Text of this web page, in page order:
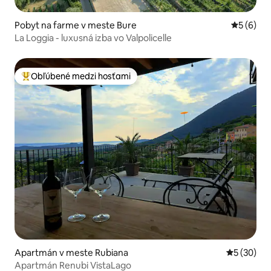
Pobyt na farme v meste Bure
5 (6)
La Loggia - luxusná izba vo Valpolicelle
Najobľúbenejšie medzi hosťami
Obľúbené medzi hosťami
Apartmán v meste Rubiana
5 (30)
Apartmán Renubi VistaLago